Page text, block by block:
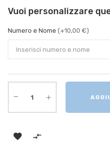
Vuoi personalizzare
Numero e Nome (+10,00 €)
 